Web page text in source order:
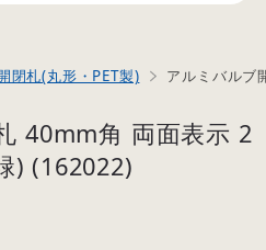
閉札(丸形・PET製) アルミバル
40mm角 両面表示 2
) (162022)